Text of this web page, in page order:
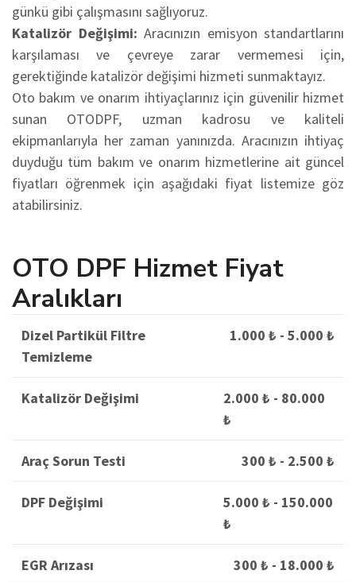
günkü gibi çalışmasını sağlıyoruz.
Katalizör Değişimi: Aracınızın emisyon standartlarını
karşılaması ve çevreye zarar vermemesi için,
gerektiğinde katalizör değişimi hizmeti sunmaktayız.
Oto bakım ve onarım ihtiyaçlarınız için güvenilir hizmet
sunan OTODPF, uzman kadrosu ve kaliteli
ekipmanlarıyla her zaman yanınızda. Aracınızın ihtiyaç
duyduğu tüm bakım ve onarım hizmetlerine ait güncel
fiyatları öğrenmek için aşağıdaki fiyat listemize göz
atabilirsiniz.
OTO DPF Hizmet Fiyat
Aralıkları
Dizel Partikül Filtre
Temizleme
1.000 ₺ - 5.000 ₺
Katalizör Değişimi
2.000 ₺ - 80.000
₺
Araç Sorun Testi 300 ₺ - 2.500 ₺
DPF Değişimi
5.000 ₺ - 150.000
₺
EGR Arızası 300 ₺ - 18.000 ₺